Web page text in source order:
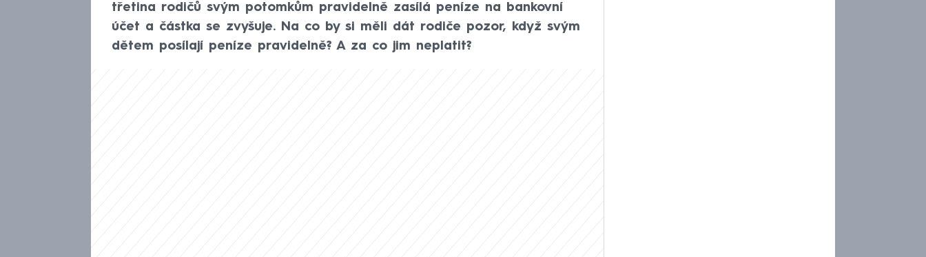
třetina rodičů svým potomkům pravidelně zasílá peníze na bankovní
účet a částka se zvyšuje. Na co by si měli dát rodiče pozor, když svým
dětem posílají peníze pravidelně? A za co jim neplatit?